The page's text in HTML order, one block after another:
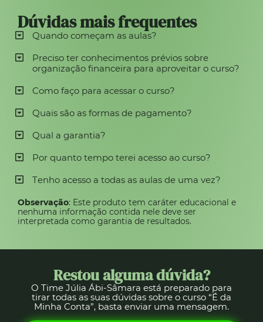
Dúvidas mais frequentes
Quando começam as aulas?
Preciso ter conhecimentos prévios sobre
organização financeira para aproveitar o curso?
Como faço para acessar o curso?
Quais são as formas de pagamento?
Qual a garantia?
Por quanto tempo terei acesso ao curso?
Tenho acesso a todas as aulas de uma vez?
Observação: Este produto tem caráter educacional e
nenhuma informação contida nele deve ser
interpretada como garantia de resultados.
Restou alguma dúvida?
O Time Júlia Ábi-Sâmara está preparado para
tirar todas as suas dúvidas sobre o curso “É da
Minha Conta”, basta enviar uma mensagem.